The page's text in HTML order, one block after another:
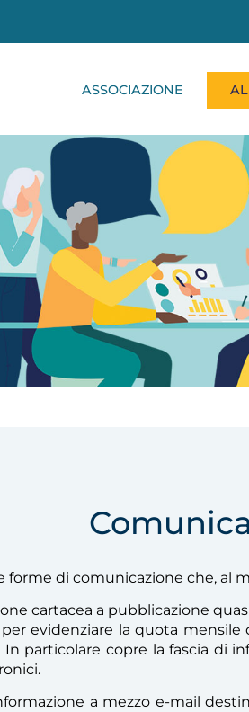
ASSOCIAZIONE
di comunicazione che, al
cartacea a pubblicazione
evidenziare la quota
In particolare copre la fascia di
a mezzo e-mail